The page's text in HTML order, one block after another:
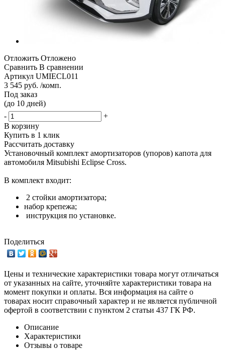
Отложить Отложено
Сравнить В сравнении
Артикул UMIECL011
3 545 руб. /комп.
Под заказ
(до 10 дней)
-
+
В корзину
Купить в 1 клик
Рассчитать доставку
Установочный комплект амортизаторов (упоров) капота для
автомобиля Mitsubishi Eclipse Cross.
В комплект входит:
2 стойки амортизатора;
набор крепежа;
инструкция по установке.
Поделиться
Цены и технические характеристики товара могут отличаться
от указанных на сайте, уточняйте характеристики товара на
момент покупки и оплаты. Вся информация на сайте о
товарах носит справочный характер и не является публичной
офертой в соответствии с пунктом 2 статьи 437 ГК РФ.
Описание
Характеристики
Отзывы о товаре